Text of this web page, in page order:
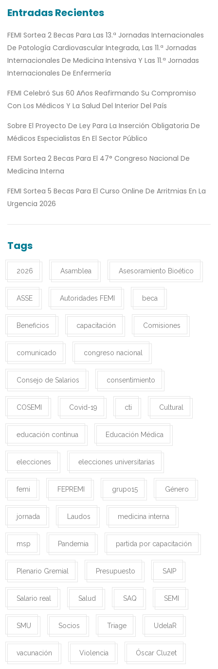
Entradas Recientes
FEMI Sortea 2 Becas Para Las 13.ª Jornadas Internacionales
De Patología Cardiovascular Integrada, Las 11.ª Jornadas
Internacionales De Medicina Intensiva Y Las 11.ª Jornadas
Internacionales De Enfermería
FEMI Celebró Sus 60 Años Reafirmando Su Compromiso
Con Los Médicos Y La Salud Del Interior Del País
Sobre El Proyecto De Ley Para La Inserción Obligatoria De
Médicos Especialistas En El Sector Público
FEMI Sortea 2 Becas Para El 47° Congreso Nacional De
Medicina Interna
FEMI Sortea 5 Becas Para El Curso Online De Arritmias En La
Urgencia 2026
Tags
2026 Asamblea Asesoramiento Bioético
ASSE Autoridades FEMI beca
Beneficios capacitación Comisiones
comunicado congreso nacional
Consejo de Salarios consentimiento
COSEMI Covid-19 cti Cultural
educación continua Educación Médica
elecciones elecciones universitarias
femi FEPREMI grupo15 Género
jornada Laudos medicina interna
msp Pandemia partida por capacitación
Plenario Gremial Presupuesto SAIP
Salario real Salud SAQ SEMI
SMU Socios Triage UdelaR
vacunación Violencia Óscar Cluzet